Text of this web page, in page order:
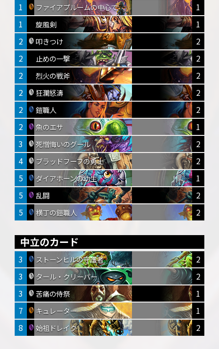
1 ファイアプルームの中心で
1
1
旋風剣
1
2
叩きつけ
2
2
止めの一撃
2
2
烈火の戦斧
2
2
狂瀾怒濤
2
2
鎧職人
2
2
魚のエサ
1
3
死憎悔いのグール
2
4
ブラッドフーフの勇士
2
5
ダイアホーンの幼生
1
5
乱闘
2
5
横丁の鎧職人 2
中立のカード
3 ストーンヒルの守護者
2
3
タール・クリーパー
2
3
苦痛の侍祭
1
7
キュレーター
1
8
始祖ドレイク 2